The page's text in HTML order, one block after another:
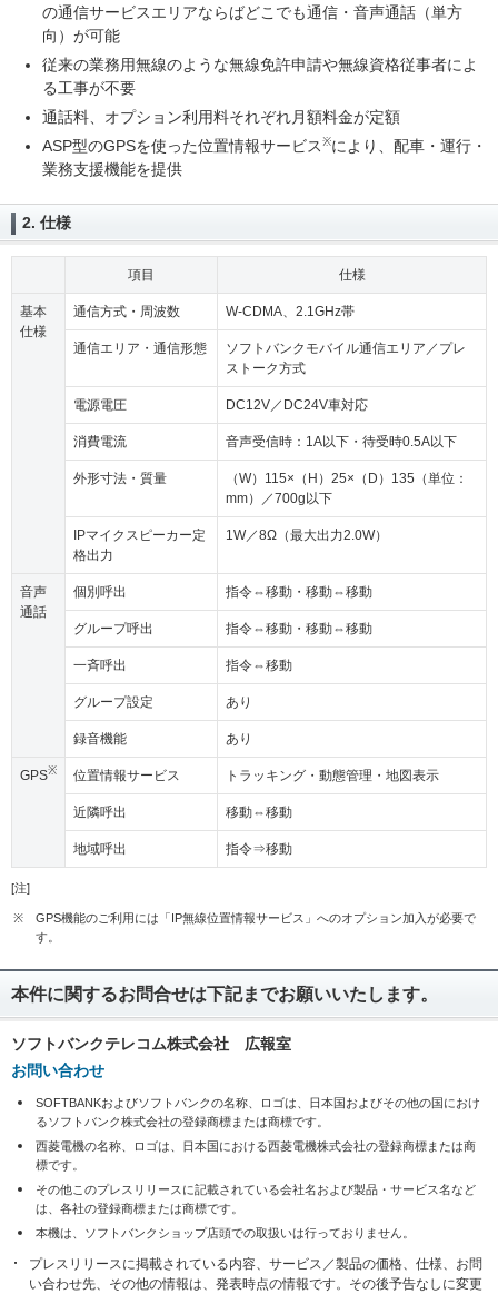
の通信サービスエリアならばどこでも通信・音声通話（単方
向）が可能
従来の業務用無線のような無線免許申請や無線資格従事者によ
る工事が不要
通話料、オプション利用料それぞれ月額料金が定額
ASP型のGPSを使った位置情報サービス※により、配車・運行・
業務支援機能を提供
2. 仕様
項目 仕様
基本
仕様
通信方式・周波数 W-CDMA、2.1GHz帯
通信エリア・通信形態
ソフトバンクモバイル通信エリア／プレ
ストーク方式
電源電圧 DC12V／DC24V車対応
消費電流 音声受信時：1A以下・待受時0.5A以下
外形寸法・質量
（W）115×（H）25×（D）135（単位：
mm）／700g以下
IPマイクスピーカー定
格出力
1W／8Ω（最大出力2.0W）
音声
通話
個別呼出 指令⇔移動・移動⇔移動
グループ呼出 指令⇔移動・移動⇔移動
一斉呼出 指令⇔移動
グループ設定 あり
録音機能 あり
GPS※ 位置情報サービス トラッキング・動態管理・地図表示
近隣呼出 移動⇔移動
地域呼出 指令⇒移動
[注]
※
GPS機能のご利用には「IP無線位置情報サービス」へのオプション加入が必要で
す。
本件に関するお問合せは下記までお願いいたします。
ソフトバンクテレコム株式会社 広報室
お問い合わせ
SOFTBANKおよびソフトバンクの名称、ロゴは、日本国およびその他の国におけ
るソフトバンク株式会社の登録商標または商標です。
西菱電機の名称、ロゴは、日本国における西菱電機株式会社の登録商標または商
標です。
その他このプレスリリースに記載されている会社名および製品・サービス名など
は、各社の登録商標または商標です。
本機は、ソフトバンクショップ店頭での取扱いは行っておりません。
プレスリリースに掲載されている内容、サービス／製品の価格、仕様、お問
い合わせ先、その他の情報は、発表時点の情報です。その後予告なしに変更